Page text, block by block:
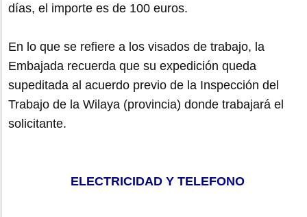
días, el importe es de 100 euros.
En lo que se refiere a los visados de trabajo, la
Embajada recuerda que su expedición queda
supeditada al acuerdo previo de la Inspección del
Trabajo de la Wilaya (provincia) donde trabajará el
solicitante.
ELECTRICIDAD Y TELEFONO